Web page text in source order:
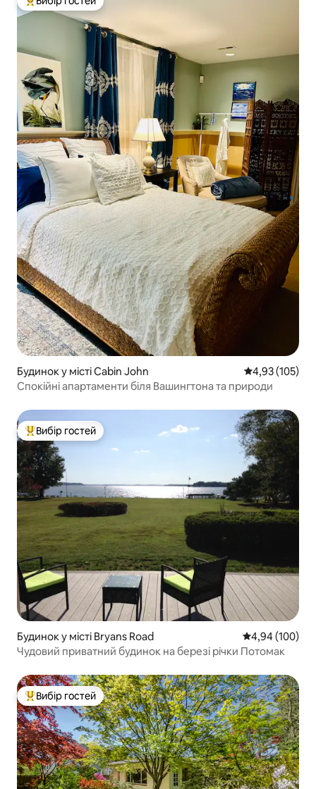
Топ вибір гостей
Будинок у місті Cabin John Середня
4,93 (105)
Спокійні апартаменти біля Вашингтона та природи
Топ вибір гостей
Вибір гостей
Будинок у місті Bryans Road Середня
4,94 (100)
Чудовий приватний будинок на березі річки Потомак
Топ вибір гостей
Вибір гостей